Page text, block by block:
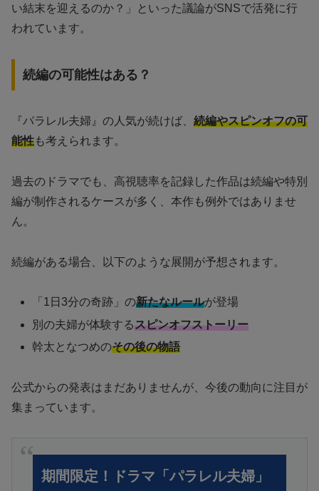
い結末を迎えるのか？」といった議論がSNSで活発に行
われています。
続編の可能性はある？
『パラレル夫婦』の人気が続けば、 続編やスピンオフの可
能性も考えられます。
過去のドラマでも、高視聴率を記録した作品は続編や特別
編が制作されるケースが多く、本作も例外ではありませ
ん。
続編がある場合、以下のような展開が予想されます。
「1日3分の奇跡」の新たなルールが登場
別の夫婦が体験するスピンオフストーリー
幹太となつめのその後の物語
公式からの発表はまだありませんが、今後の動向に注目が
集まっています。
期間限定！ドラマ「パラレル夫婦」